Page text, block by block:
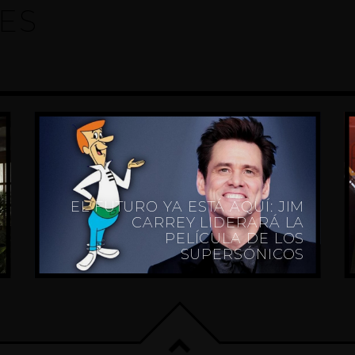
EL FUTURO YA ESTÁ AQUÍ: JIM
CARREY LIDERARÁ LA
PELÍCULA DE LOS
SUPERSÓNICOS